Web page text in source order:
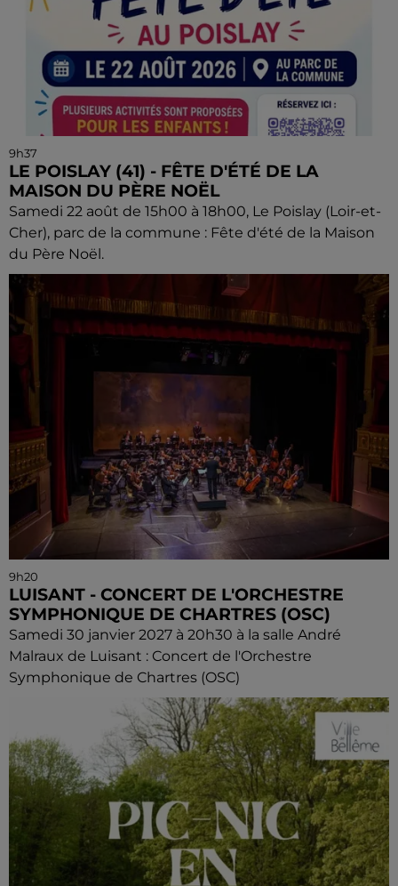
9h37
LE POISLAY (41) - FÊTE D'ÉTÉ DE LA
MAISON DU PÈRE NOËL
Samedi 22 août de 15h00 à 18h00, Le Poislay (Loir-et-
Cher), parc de la commune : Fête d'été de la Maison
du Père Noël.
9h20
LUISANT - CONCERT DE L'ORCHESTRE
SYMPHONIQUE DE CHARTRES (OSC)
Samedi 30 janvier 2027 à 20h30 à la salle André
Malraux de Luisant : Concert de l'Orchestre
Symphonique de Chartres (OSC)